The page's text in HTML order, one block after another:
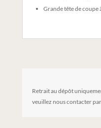
Grande tête de coupe
Retrait au dépôt
veuillez nous contacter par